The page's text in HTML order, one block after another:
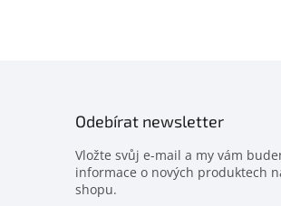
Odebírat newsletter
Vložte svůj e-mail a my vám
informace o nových produktech
shopu.